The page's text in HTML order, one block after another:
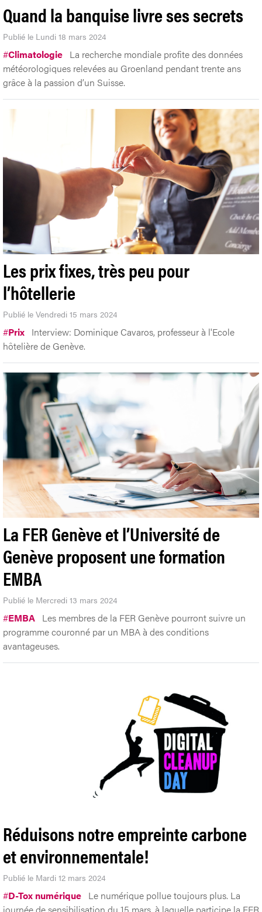
Quand la banquise livre ses secrets
Publié le Lundi 18 mars 2024
#Climatologie La recherche mondiale profite des données
météorologiques relevées au Groenland pendant trente ans
grâce à la passion d’un Suisse.
Les prix fixes, très peu pour
l’hôtellerie
Publié le Vendredi 15 mars 2024
#Prix Interview: Dominique Cavaros, professeur à l'Ecole
hôtelière de Genève.
La FER Genève et l’Université de
Genève proposent une formation
EMBA
Publié le Mercredi 13 mars 2024
#EMBA Les membres de la FER Genève pourront suivre un
programme couronné par un MBA à des conditions
avantageuses.
Réduisons notre empreinte carbone
et environnementale!
Publié le Mardi 12 mars 2024
#D-Tox numérique Le numérique pollue toujours plus. La